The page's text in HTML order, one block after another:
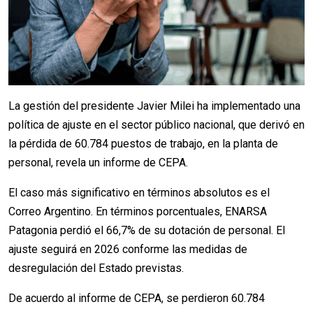
La gestión del presidente Javier Milei ha implementado una
política de ajuste en el sector público nacional, que derivó en
la pérdida de 60.784 puestos de trabajo, en la planta de
personal, revela un informe de CEPA.
El caso más significativo en términos absolutos es el
Correo Argentino. En términos porcentuales, ENARSA
Patagonia perdió el 66,7% de su dotación de personal. El
ajuste seguirá en 2026 conforme las medidas de
desregulación del Estado previstas.
De acuerdo al informe de CEPA, se perdieron 60.784